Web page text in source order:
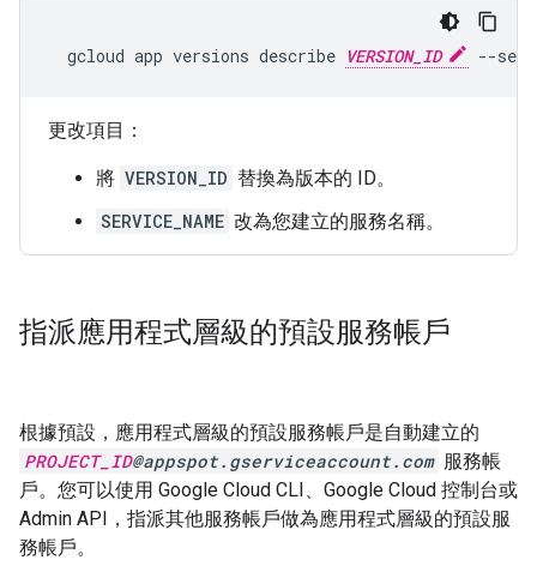
gcloud app versions describe VERSION_ID --
更改項目：
將 VERSION_ID 替換為版本的 ID。
SERVICE_NAME 改為您建立的服務名稱。
指派應用程式層級的預設服務帳戶
根據預設，應用程式層級的預設服務帳戶是自動建立的
PROJECT_ID@appspot.gserviceaccount.com 服務帳
戶。您可以使用 Google Cloud CLI、Google Cloud 控制台或
Admin API，指派其他服務帳戶做為應用程式層級的預設服
務帳戶。